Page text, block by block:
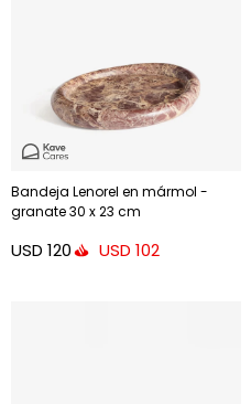
Bandeja Lenorel en mármol -
granate 30 x 23 cm
USD 120 USD 102